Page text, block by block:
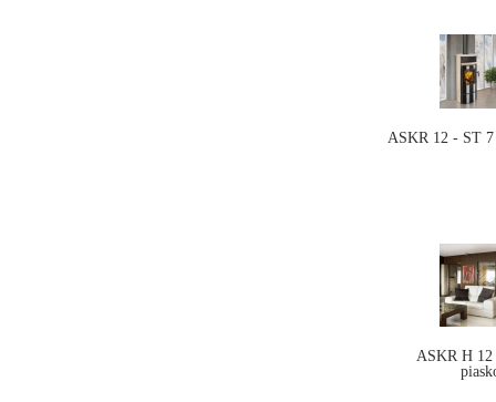
ASKR 12 - ST
ASKR H